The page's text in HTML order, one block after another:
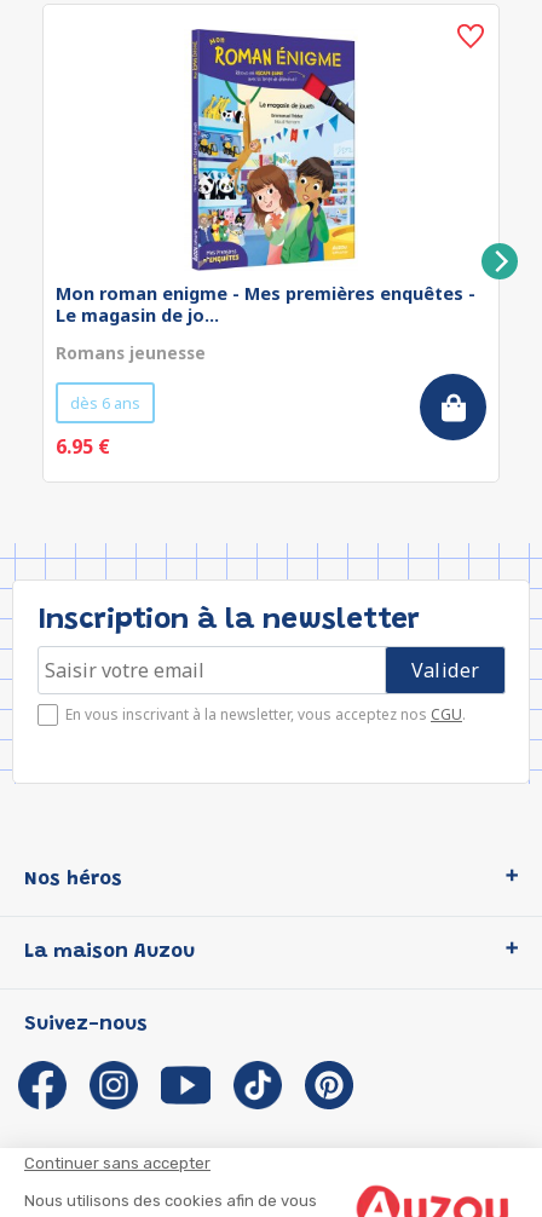
Continuer sans accepter
Nous utilisons des cookies afin de vous
Mon roman enigme - Mes premières enquêtes -
Le magasin de jo...
Romans jeunesse
dès 6 ans
6.95 €
Inscription à la newsletter
En vous inscrivant à la newsletter, vous acceptez nos CGU.
Nos héros
P'tit Loup
Les Influenceuses
Migali
Petite Taupe
La maison Auzou
Notre histoire
Auzou s'engage
Auteurs et illustrateurs Auzou
Suivez-nous